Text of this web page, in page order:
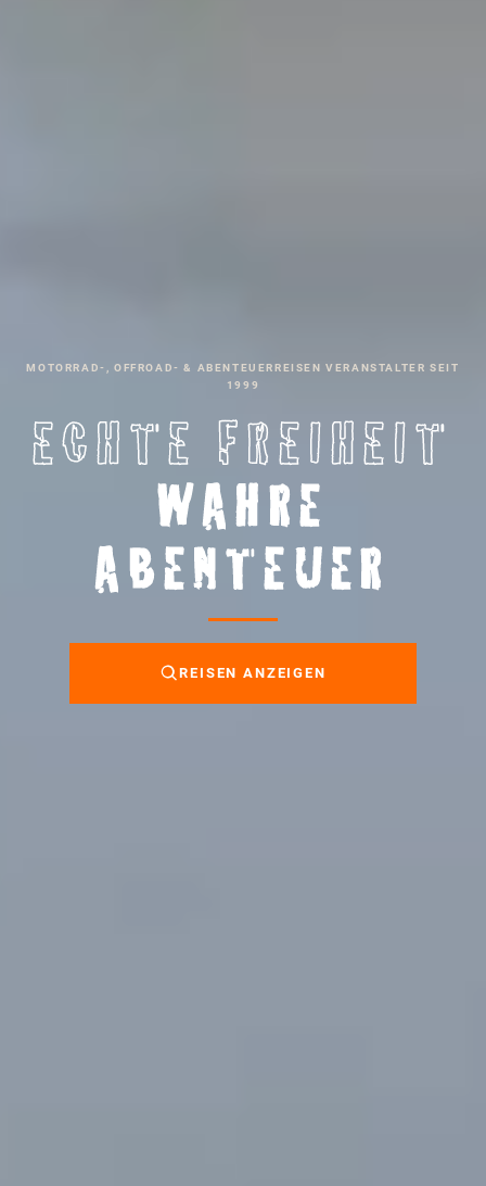
MOTORRAD-, OFFROAD- & ABENTEUERREISEN VERANSTALTER SEIT
1999
ECHTE FREIHEIT
WAHRE
ABENTEUER
REISEN ANZEIGEN